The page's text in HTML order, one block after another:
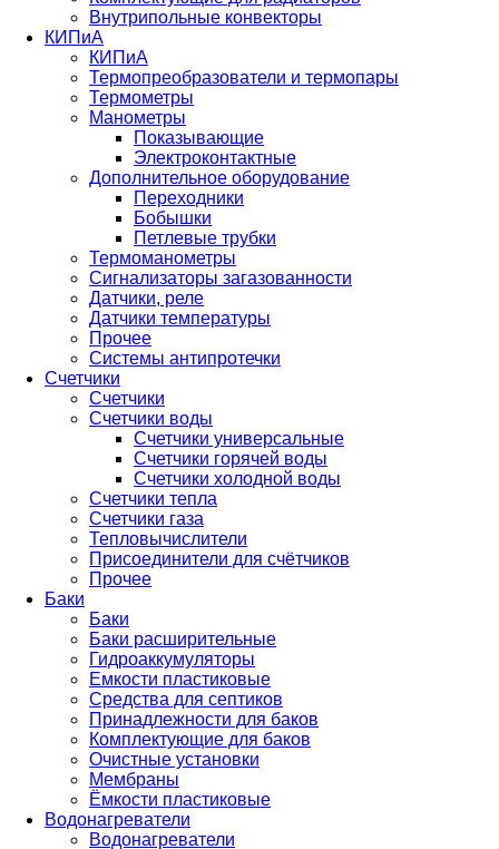
Внутрипольные конвекторы
КИПиА
КИПиА
Термопреобразователи и термопары
Термометры
Манометры
Показывающие
Электроконтактные
Дополнительное оборудование
Переходники
Бобышки
Петлевые трубки
Термоманометры
Сигнализаторы загазованности
Датчики, реле
Датчики температуры
Прочее
Системы антипротечки
Счетчики
Счетчики
Счетчики воды
Счетчики универсальные
Счетчики горячей воды
Счетчики холодной воды
Счетчики тепла
Счетчики газа
Тепловычислители
Присоединители для счётчиков
Прочее
Баки
Баки
Баки расширительные
Гидроаккумуляторы
Емкости пластиковые
Средства для септиков
Принадлежности для баков
Комплектующие для баков
Очистные установки
Мембраны
Ёмкости пластиковые
Водонагреватели
Водонагреватели